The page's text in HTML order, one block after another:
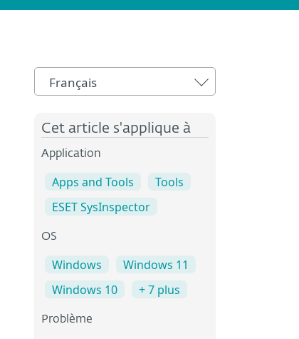
Français
Cet article s'applique à
Application
Apps and Tools
Tools
ESET SysInspector
OS
Windows
Windows 11
Windows 10
+ 7 plus
Problème